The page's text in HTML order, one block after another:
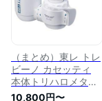
（まとめ）東レ トレ
ビーノ カセッティ
本体トリハロメタ
ン・塩素・カビ臭(2-
10,800円〜